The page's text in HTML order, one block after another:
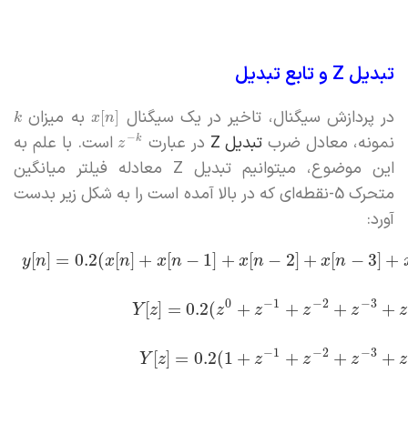
تبدیل Z و تابع تبدیل
در پردازش سیگنال، تاخیر در یک سیگنال x[n] به میزان k
نمونه، معادل ضرب تبدیل Z در عبارت z −k
است. با علم به
این موضوع، میتوانیم تبدیل Z معادله فیلتر میانگین
متحرک 5-نقطه‌ای که در بالا آمده است را به شکل زیر بدست
آورد:
y[n] = 0.2(x[n] + x[n − 1] + x[n − 2] + x[n − 3] +
Y[z] = 0.2(z0 + z−1 + z−2 + z−3 + z
Y[z] = 0.2(1 + z−1 + z−2 + z−3 + z